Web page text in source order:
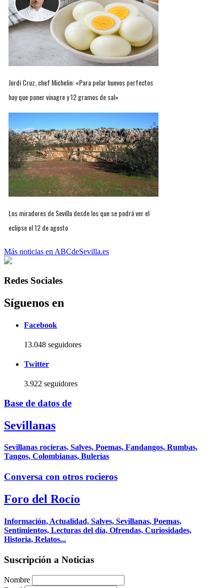
Jordi Cruz, chef Michelin: «Para pelar huevos perfectos
hay que poner vinagre y 12 gramos de sal»
Los miradores de Sevilla desde los que se podrá ver el
eclipse el 12 de agosto
Más noticias en ABCdeSevilla.es
Redes Sociales
Síguenos en
Facebook
13.048 seguidores
Twitter
3.922 seguidores
Base de datos de
Sevillanas
Sevillanas rocieras, Salves, Poemas, Fandangos, Rumbas,
Tangos, Colombianas, Bulerías
Conversa con otros rocieros
Foro del Rocío
Información, Actualidad, Salves, Sevillanas, Poemas,
Sentimientos, Lecturas del día, Ofrendas, Curiosidades,
Historia, Relatos...
Suscripción a Noticias
Nombre